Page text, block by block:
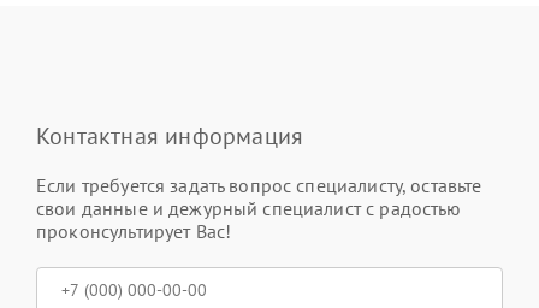
Контактная информация
Если требуется задать вопрос специалисту, оставьте
свои данные и дежурный специалист с радостью
проконсультирует Вас!